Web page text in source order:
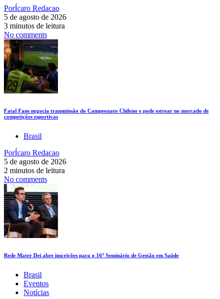
PorÍcaro Redacao
5 de agosto de 2026
3 minutos de leitura
No comments
Fatal Fans negocia transmissão do Campeonato Chileno e pode estrear no mercado de
competições esportivas
Brasil
PorÍcaro Redacao
5 de agosto de 2026
2 minutos de leitura
No comments
Rede Mater Dei abre inscrições para o 16º Seminário de Gestão em Saúde
Brasil
Eventos
Notícias